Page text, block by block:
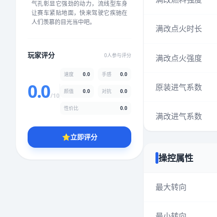
气孔彰显它强劲的动力，流线型车身
让赛车紧贴地面，快来驾驶它疾驰在
人们羡慕的目光当中吧。
玩家评分 0人参与评分
0.0/10
速度 0.0 手感 0.0
颜值 0.0 对抗 0.0
性价比 0.0
⭐立即评分
满改点火时长
满改点火强度
原装进气系数
满改进气系数
操控属性
最大转向
★★★★★★★★★
★★★★
性价比 5.0分
★★★ ★★
* 综合评分为玩家评分结果，速度占比0%，手感占比0%，对抗占比
0%，性价比占比0%，颜值占比0%